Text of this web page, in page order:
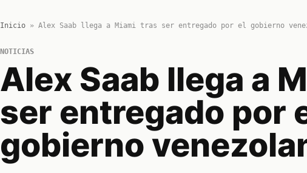
Inicio» Alex Saab llega a Miami tras ser entregado por el gobierno
NOTICIAS
Alex Saab llega a
ser entregado por
gobierno